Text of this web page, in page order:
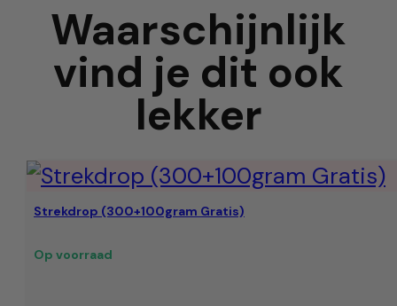
Waarschijnlijk
vind je dit ook
lekker
Strekdrop (300+100gram Gratis)
Op voorraad